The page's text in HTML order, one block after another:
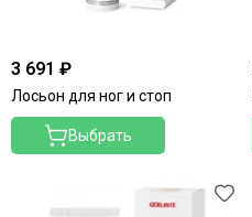
3 691 ₽
Лосьон для ног и стоп
Выбрать